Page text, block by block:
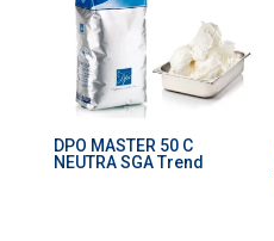
DPO MASTER 50 C
NEUTRA SGA Trend